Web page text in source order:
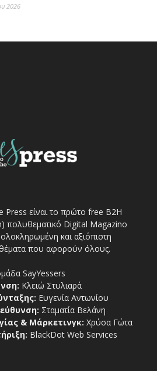
2026
Press είναι το πρώτο free Β2Η
πολυθεματικό Digital Magazino
και αξιόπιστη
που αφορούν όλους.
SayYessers
Κλειώ Στυλιαρά
Ευγενία Αντωνίου
Σταματία Βελάνη
& Μάρκετινγκ: Χρύσα Γώτα
BlackDot Web Services